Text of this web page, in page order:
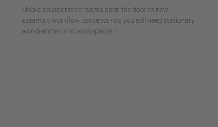
Management Platform
Mobile collaborative robots open the door to new
assembly workflow concepts - do you still need stationary
workbenches and workspaces ?